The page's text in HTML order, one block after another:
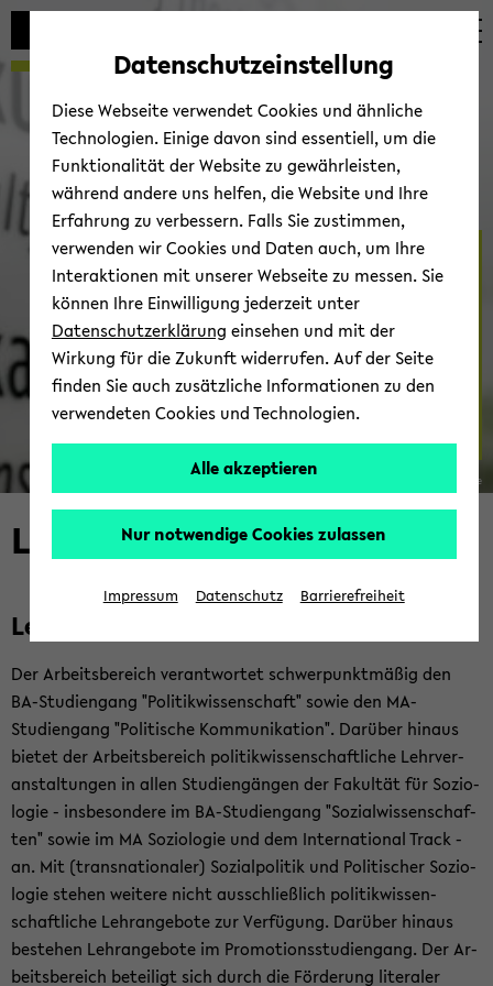
Automatische
vermeiden
zum
wechseln
zum
wechseln
zum
wechseln
For­schung
© Fa­kul­tät für So­zio­lo­gie
Lehre
Lehr­pro­fil
Der Ar­beits­be­reich ver­ant­wor­tet schwer­punkt­mä­ßig den
BA-​Studiengang "Po­li­tik­wis­sen­schaft" sowie den MA-​
Studiengang "Po­li­ti­sche Kom­mu­ni­ka­ti­on". Dar­über hin­aus
bie­tet der Ar­beits­be­reich po­li­tik­wis­sen­schaft­li­che Lehr­ver­
an­stal­tun­gen in allen Stu­di­en­gän­gen der Fa­kul­tät für So­zio­
lo­gie - ins­be­son­de­re im BA-​Studiengang "So­zi­al­wis­sen­schaf­
ten" sowie im MA So­zio­lo­gie und dem In­ter­na­tio­nal Track -
an. Mit (trans­na­tio­na­ler) So­zi­al­po­li­tik und Po­li­ti­scher So­zio­
lo­gie ste­hen wei­te­re nicht aus­schließ­lich po­li­tik­wis­sen­
schaft­li­che Lehr­an­ge­bo­te zur Ver­fü­gung. Dar­über hin­aus
be­stehen Lehr­an­ge­bo­te im Pro­mo­ti­ons­stu­di­en­gang. Der Ar­
beits­be­reich be­tei­ligt sich durch die För­de­rung li­te­ra­ler
Datenschutzeinstellung
Diese Webseite verwendet Cookies und ähnliche
Technologien. Einige davon sind essentiell, um die
Funktionalität der Website zu gewährleisten,
während andere uns helfen, die Website und Ihre
Erfahrung zu verbessern. Falls Sie zustimmen,
verwenden wir Cookies und Daten auch, um Ihre
Interaktionen mit unserer Webseite zu messen. Sie
können Ihre Einwilligung jederzeit unter
Datenschutzerklärung einsehen und mit der
Wirkung für die Zukunft widerrufen. Auf der Seite
finden Sie auch zusätzliche Informationen zu den
verwendeten Cookies und Technologien.
Alle akzeptieren
Nur notwendige Cookies zulassen
Impressum Datenschutz Barrierefreiheit